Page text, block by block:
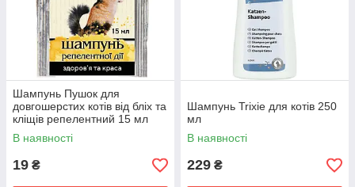
Шампунь Пушок для
довгошерстих котів від бліх та
кліщів репелентний 15 мл
В наявності
19 ₴
Шампунь Trixie для котів 250
мл
В наявності
229 ₴